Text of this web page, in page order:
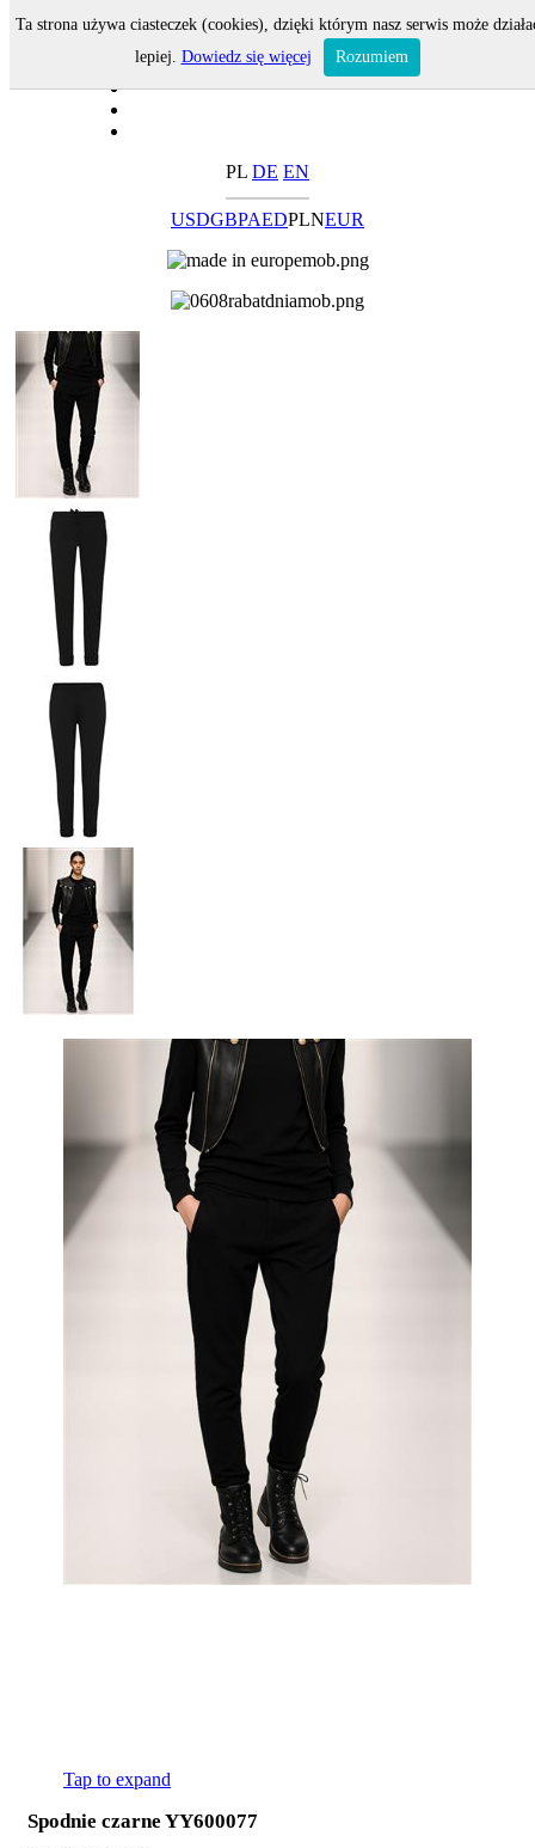
PL DE EN
USDGBPAEDPLNEUR
Tap to expand
Spodnie czarne YY600077
Ta strona używa ciasteczek (cookies), dzięki którym nasz serwis może
lepiej. Dowiedz się więcej Rozumiem